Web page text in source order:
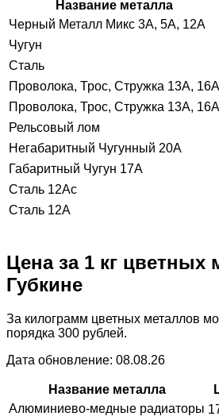
Название металла
Черный Металл Микс 3А, 5А, 12А
Чугун
Сталь
Проволока, Трос, Стружка 13А, 16А
Проволока, Трос, Стружка 13А, 16А
Рельсовый лом
Негабаритный Чугунный 20А
Габаритный Чугун 17А
Сталь 12Ас
Сталь 12А
Цена за 1 кг цветных
Губкине
За килограмм цветных металлов
порядка 300 рублей.
Дата обновление: 08.08.26
Название металла
Алюминиево-медные радиаторы